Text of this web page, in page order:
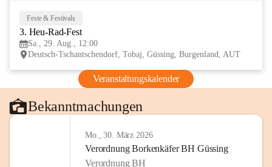
Feste & Festivals
3. Heu-Rad-Fest
Sa., 29. Aug., 12:00
Deutsch-Tschantschendorf, Tobaj, Güssing, Burgenland, AUT
Veranstaltungskalender
Bekanntmachungen
Mo., 30. März 2026
Verordnung Borkenkäfer BH Güssing
Verordnung BH